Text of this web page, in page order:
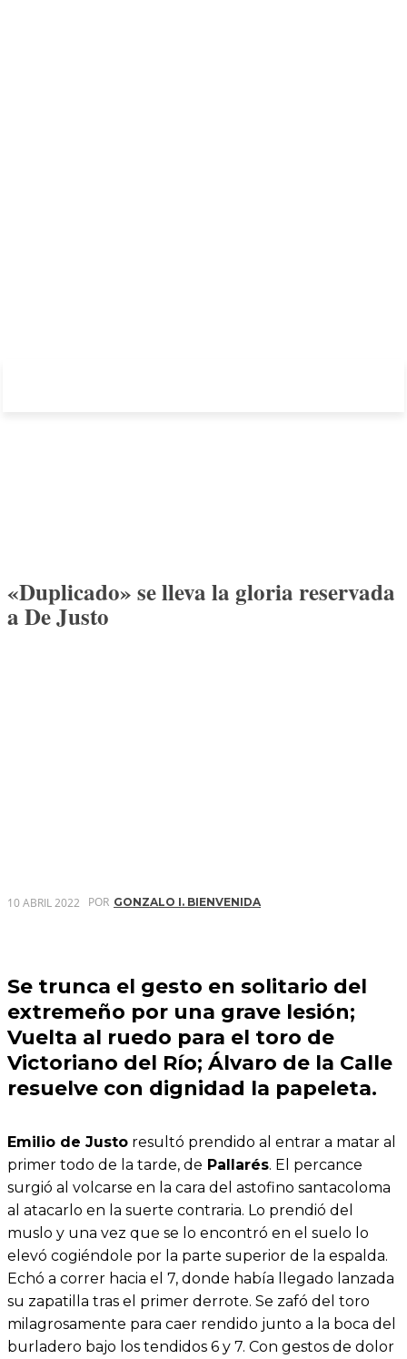
«Duplicado» se lleva la gloria reservada
a De Justo
10 ABRIL 2022 POR GONZALO I. BIENVENIDA
Se trunca el gesto en solitario del
extremeño por una grave lesión;
Vuelta al ruedo para el toro de
Victoriano del Río; Álvaro de la Calle
resuelve con dignidad la papeleta.
Emilio de Justo resultó prendido al entrar a matar al
primer todo de la tarde, de Pallarés. El percance
surgió al volcarse en la cara del astofino santacoloma
al atacarlo en la suerte contraria. Lo prendió del
muslo y una vez que se lo encontró en el suelo lo
elevó cogiéndole por la parte superior de la espalda.
Echó a correr hacia el 7, donde había llegado lanzada
su zapatilla tras el primer derrote. Se zafó del toro
milagrosamente para caer rendido junto a la boca del
burladero bajo los tendidos 6 y 7. Con gestos de dolor